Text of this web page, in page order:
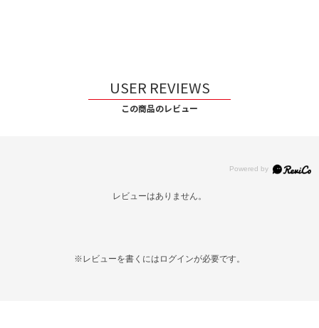
USER REVIEWS
この商品のレビュー
レビューはありません。
※レビューを書くには ログインが必要です。